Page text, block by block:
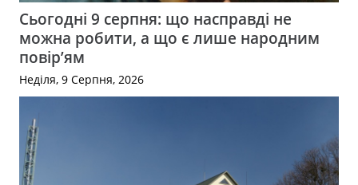
Сьогодні 9 серпня: що насправді не
можна робити, а що є лише народним
повір’ям
Неділя, 9 Серпня, 2026